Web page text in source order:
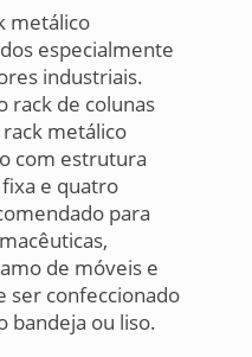
metálico
especialmente
industriais.
rack de colunas
metálico
com estrutura
e quatro
para
de móveis e
ser confeccionado
bandeja ou liso.